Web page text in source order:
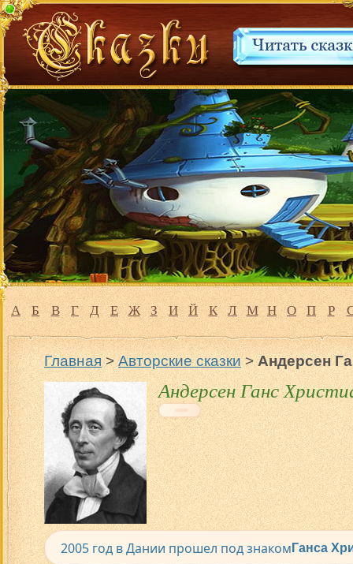
А Б В Г Д Е Ж З И Й К Л М Н О П Р
Главная>Авторские сказки>Андерсен
Андерсен Ганс
2005 год в Дании прошел под знаком Ганса